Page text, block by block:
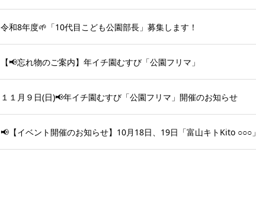
令和8年度🌱「10代目こども公園部長」募集します！
【📢忘れ物のご案内】年イチ園むすび「公園フリマ」
１１月９日(日)📢年イチ園むすび「公園フリマ」開催のお知らせ
📢【イベント開催のお知らせ】10月18日、19日「富山キトKito ○○○」